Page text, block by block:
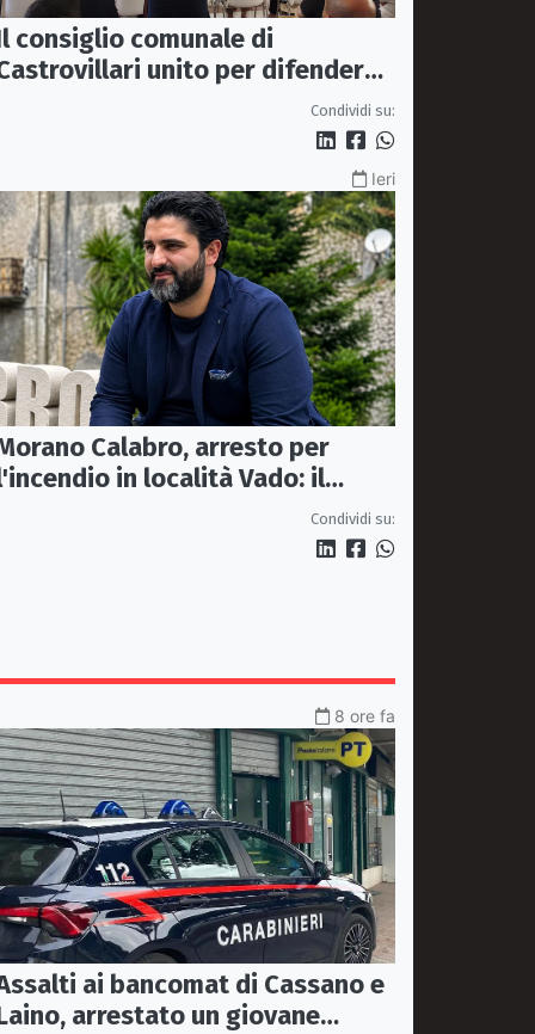
consiglio comunale di
unito per difendere
Condividi su:
Ieri
Calabro, arresto per
in località Vado: il
Condividi su:
8 ore fa
ai bancomat di Cassano e
arrestato un giovane